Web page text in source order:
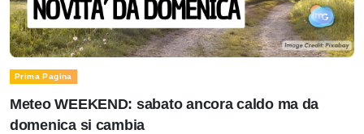
Prima Pagina
Meteo WEEKEND: sabato ancora caldo ma da
domenica si cambia